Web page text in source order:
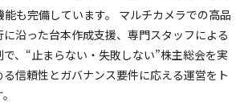
能も完備しています。 マルチカメラでの高品
沿った台本作成支援、専門スタッフによる
、“止まらない・失敗しない”株主総会を実
信頼性とガバナンス要件に応える運営をト